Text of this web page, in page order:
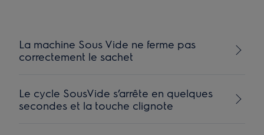
La machine Sous Vide ne ferme pas
correctement le sachet
Le cycle SousVide s’arrête en quelques
secondes et la touche clignote